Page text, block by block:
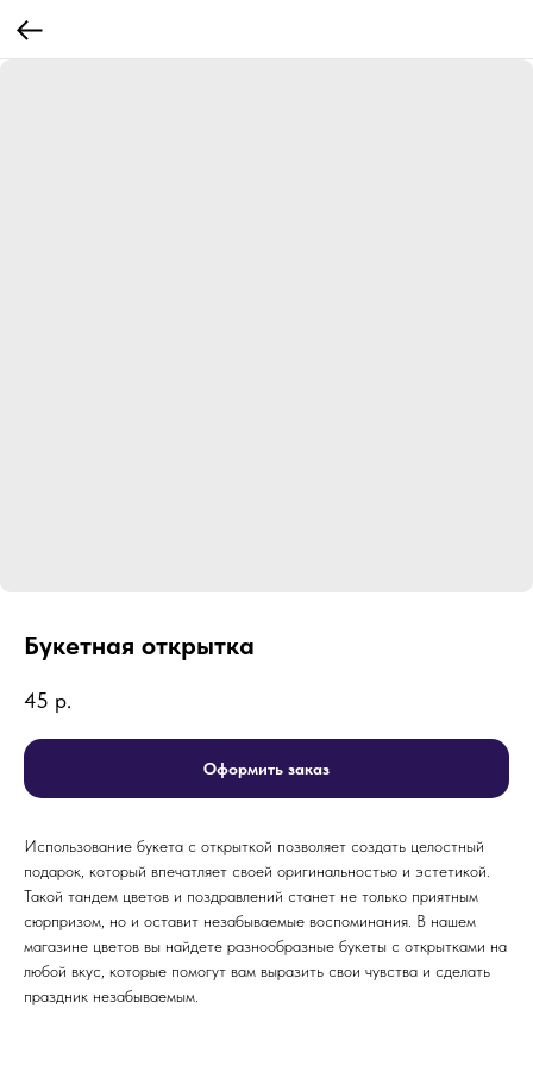
Букетная открытка
45 р.
Оформить заказ
Использование букета с открыткой позволяет создать целостный
подарок, который впечатляет своей оригинальностью и эстетикой.
Такой тандем цветов и поздравлений станет не только приятным
сюрпризом, но и оставит незабываемые воспоминания. В нашем
магазине цветов вы найдете разнообразные букеты с открытками на
любой вкус, которые помогут вам выразить свои чувства и сделать
праздник незабываемым.